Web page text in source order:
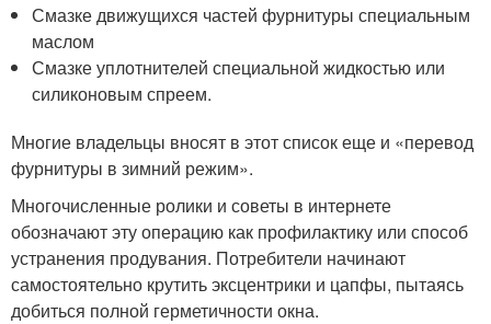
Смазке движущихся частей фурнитуры специальным
маслом
Смазке уплотнителей специальной жидкостью или
силиконовым спреем.
Многие владельцы вносят в этот список еще и «перевод
фурнитуры в зимний режим».
Многочисленные ролики и советы в интернете
обозначают эту операцию как профилактику или способ
устранения продувания. Потребители начинают
самостоятельно крутить эксцентрики и цапфы, пытаясь
добиться полной герметичности окна.